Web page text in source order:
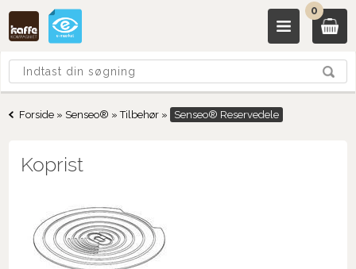
0
Forside » Senseo® »Tilbehør » Senseo® Reservedele
Koprist